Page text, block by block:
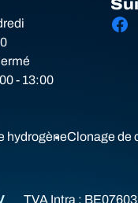
- 13:00
hydrogèneClonage de